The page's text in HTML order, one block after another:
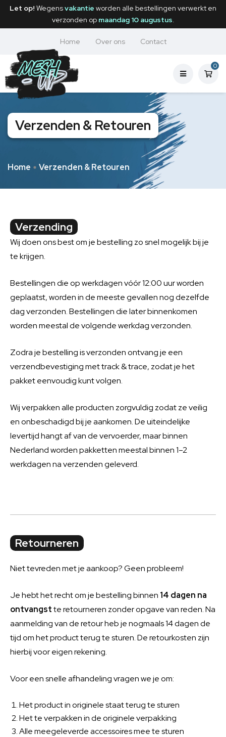
Let op! Wegensvakantie worden alle bestellingen verwerkt en
verzonden op maandag 10 augustus.
Home Over ons Contact
0
Home Verzenden & Retouren
Verzenden & Retouren
Verzending
Wij doen ons best om je bestelling zo snel mogelijk bij je
te krijgen.
Bestellingen die op werkdagen vóór 12:00 uur worden
geplaatst, worden in de meeste gevallen nog dezelfde
dag verzonden. Bestellingen die later binnenkomen
worden meestal de volgende werkdag verzonden.
Zodra je bestelling is verzonden ontvang je een
verzendbevestiging met track & trace, zodat je het
pakket eenvoudig kunt volgen.
Wij verpakken alle producten zorgvuldig zodat ze veilig
en onbeschadigd bij je aankomen. De uiteindelijke
levertijd hangt af van de vervoerder, maar binnen
Nederland worden pakketten meestal binnen 1–2
werkdagen na verzenden geleverd.
Retourneren
Niet tevreden met je aankoop? Geen probleem!
Je hebt het recht om je bestelling binnen 14 dagen na
ontvangstte retourneren zonder opgave van reden. Na
aanmelding van de retour heb je nogmaals 14 dagen de
tijd om het product terug te sturen. De retourkosten zijn
hierbij voor eigen rekening.
Voor een snelle afhandeling vragen we je om:
Het product in originele staat terug te sturen
Het te verpakken in de originele verpakking
Alle meegeleverde accessoires mee te sturen